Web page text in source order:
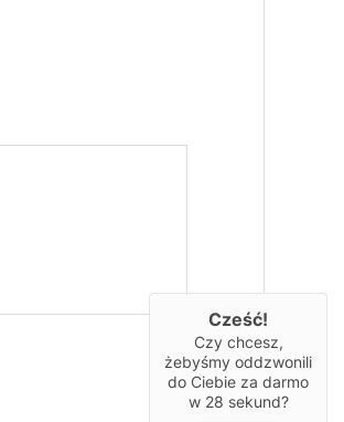
Cześć!
Czy chcesz,
żebyśmy oddzwonili
do Ciebie za darmo
w 28 sekund?